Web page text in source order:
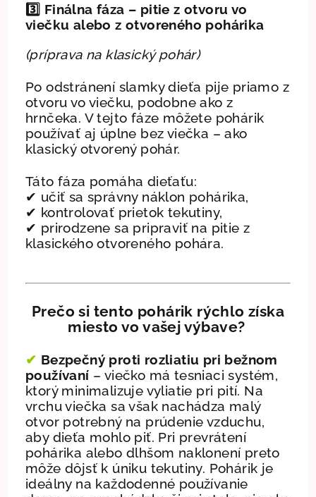
3️⃣ Finálna fáza – pitie z otvoru vo
viečku alebo z otvoreného pohárika
(príprava na klasický pohár)
Po odstránení slamky dieťa pije priamo z
otvoru vo viečku, podobne ako z
hrnčeka. V tejto fáze môžete pohárik
používať aj úplne bez viečka – ako
klasický otvorený pohár.
Táto fáza pomáha dieťaťu:
✔ učiť sa správny náklon pohárika,
✔ kontrolovať prietok tekutiny,
✔ prirodzene sa pripraviť na pitie z
klasického otvoreného pohára.
Prečo si tento pohárik rýchlo získa
miesto vo vašej výbave?
✔ Bezpečný proti rozliatiu pri bežnom
používaní – viečko má tesniaci systém,
ktorý minimalizuje vyliatie pri pití. Na
vrchu viečka sa však nachádza malý
otvor potrebný na prúdenie vzduchu,
aby dieťa mohlo piť. Pri prevrátení
pohárika alebo dlhšom naklonení preto
môže dôjsť k úniku tekutiny. Pohárik je
ideálny na každodenné používanie